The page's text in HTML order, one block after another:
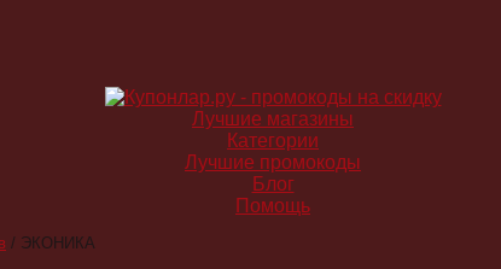
/ ЭКОНИКА
Лучшие магазины
Категории
Лучшие промокоды
Блог
Помощь